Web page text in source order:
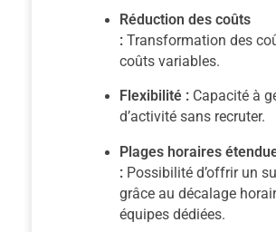
Réduction des coûts
:Transformation des
coûts variables.
Flexibilité :Capacité à
d’activité sans recruter.
Plages horaires
:Possibilité d’offrir un
grâce au décalage
équipes dédiées.